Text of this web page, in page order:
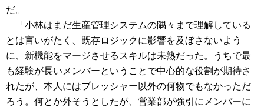
だ。
「小林はまだ生産管理システムの隅々まで理解している
とは言いがたく、既存ロジックに影響を及ぼさないよう
に、新機能をマージさせるスキルは未熟だった。うちで最
も経験が長いメンバーということで中心的な役割が期待さ
れたが、本人にはプレッシャー以外の何物でもなかっただ
ろう。何とか外そうとしたが、営業部が強引にメンバーに